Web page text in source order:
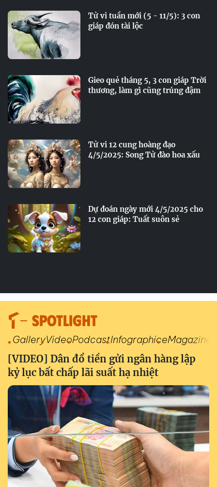
Tử vi tuần mới (5 - 11/5): 3 con
giáp đón tài lộc
Gieo quẻ tháng 5, 3 con giáp Trời
thương, làm gì cũng trúng đậm
Tử vi 12 cung hoàng đạo
4/5/2025: Song Tử đào hoa xấu
Dự đoán ngày mới 4/5/2025 cho
12 con giáp: Tuất suôn sẻ
SPOTLIGHT
GalleryVideoPodcastInfographiceMagazine
[VIDEO] Dân đổ tiền gửi ngân hàng lập
kỷ lục bất chấp lãi suất hạ nhiệt